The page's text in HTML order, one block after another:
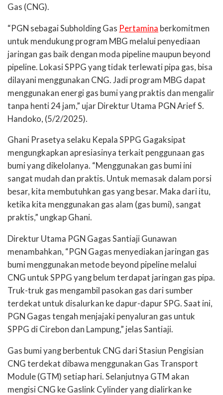
Gas (CNG).
“PGN sebagai Subholding Gas Pertamina berkomitmen
untuk mendukung program MBG melalui penyediaan
jaringan gas baik dengan moda pipeline maupun beyond
pipeline. Lokasi SPPG yang tidak terlewati pipa gas, bisa
dilayani menggunakan CNG. Jadi program MBG dapat
menggunakan energi gas bumi yang praktis dan mengalir
tanpa henti 24 jam,” ujar Direktur Utama PGN Arief S.
Handoko, (5/2/2025).
Ghani Prasetya selaku Kepala SPPG Gagaksipat
mengungkapkan apresiasinya terkait penggunaan gas
bumi yang dikelolanya. “Menggunakan gas bumi ini
sangat mudah dan praktis. Untuk memasak dalam porsi
besar, kita membutuhkan gas yang besar. Maka dari itu,
ketika kita menggunakan gas alam (gas bumi), sangat
praktis,” ungkap Ghani.
Direktur Utama PGN Gagas Santiaji Gunawan
menambahkan, “PGN Gagas menyediakan jaringan gas
bumi menggunakan metode beyond pipeline melalui
CNG untuk SPPG yang belum terdapat jaringan gas pipa.
Truk-truk gas mengambil pasokan gas dari sumber
terdekat untuk disalurkan ke dapur-dapur SPG. Saat ini,
PGN Gagas tengah menjajaki penyaluran gas untuk
SPPG di Cirebon dan Lampung,” jelas Santiaji.
Gas bumi yang berbentuk CNG dari Stasiun Pengisian
CNG terdekat dibawa menggunakan Gas Transport
Module (GTM) setiap hari. Selanjutnya GTM akan
mengisi CNG ke Gaslink Cylinder yang dialirkan ke